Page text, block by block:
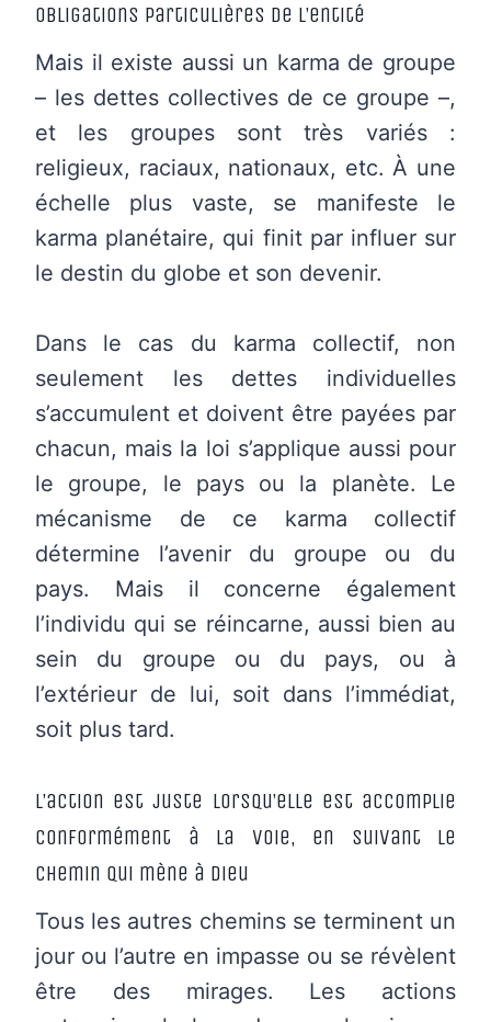
obligations particulières de l’entité
Mais il existe aussi un karma de groupe
– les dettes collectives de ce groupe –,
et les groupes sont très variés :
religieux, raciaux, nationaux, etc. À une
échelle plus vaste, se manifeste le
karma planétaire, qui finit par influer sur
le destin du globe et son devenir.
Dans le cas du karma collectif, non
seulement les dettes individuelles
s’accumulent et doivent être payées par
chacun, mais la loi s’applique aussi pour
le groupe, le pays ou la planète. Le
mécanisme de ce karma collectif
détermine l’avenir du groupe ou du
pays. Mais il concerne également
l’individu qui se réincarne, aussi bien au
sein du groupe ou du pays, ou à
l’extérieur de lui, soit dans l’immédiat,
soit plus tard.
L’action est juste lorsqu’elle est accomplie
conformément à la Voie, en suivant le
Chemin qui mène à Dieu
Tous les autres chemins se terminent un
jour ou l’autre en impasse ou se révèlent
être des mirages. Les actions